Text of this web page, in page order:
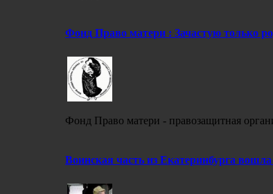
Фонд Право матери : Зачастую только
Фонд Право матери - правозащитная
Воинская часть из Екатеринбурга